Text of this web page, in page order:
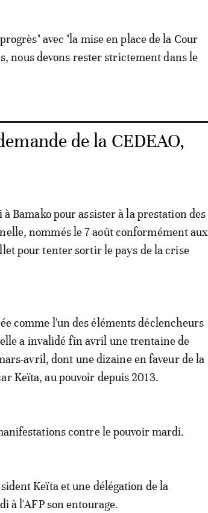
avec "la mise en place de la Cour
nous devons rester strictement dans le
de la CEDEAO,
Bamako pour assister à la prestation des
nommés le 7 août conformément aux
pour tenter sortir le pays de la crise
comme l'un des éléments déclencheurs
a invalidé fin avril une trentaine de
avril, dont une dizaine en faveur de la
Keïta, au pouvoir depuis 2013.
contre le pouvoir mardi.
Keïta et une délégation de la
à l'AFP son entourage.